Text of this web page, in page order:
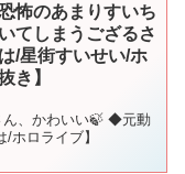
怖のあまりすいち
てしまうござるさ
/星街すいせい/ホ
き】
ん、かわいい🍃 ◆元動
ホロライブ】